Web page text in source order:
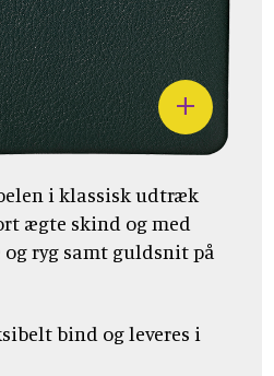
i klassisk udtræk
ægte skind og med
ryg samt guldsnit på
bind og leveres i